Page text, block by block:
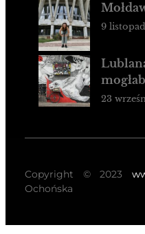
9
23
Copyright © 2023
Ochońska